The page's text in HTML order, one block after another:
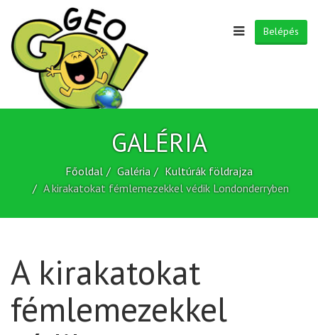
Belépés
GALÉRIA
Főoldal Galéria
Kultúrák földrajza
A kirakatokat fémlemezekkel védik Londonderryben
A kirakatokat
fémlemezekkel